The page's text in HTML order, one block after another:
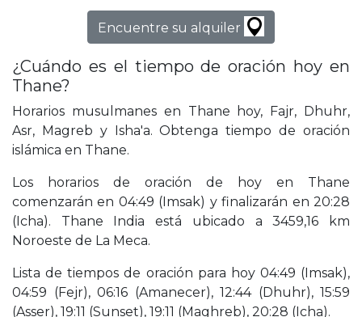
Encuentre su alquiler
¿Cuándo es el tiempo de oración hoy en
Thane?
Horarios musulmanes en Thane hoy, Fajr, Dhuhr,
Asr, Magreb y Isha'a. Obtenga tiempo de oración
islámica en Thane.
Los horarios de oración de hoy en Thane
comenzarán en 04:49 (Imsak) y finalizarán en 20:28
(Icha). Thane India está ubicado a 3459,16 km
Noroeste de La Meca.
Lista de tiempos de oración para hoy 04:49 (Imsak),
04:59 (Fejr), 06:16 (Amanecer), 12:44 (Dhuhr), 15:59
(Asser), 19:11 (Sunset), 19:11 (Maghreb), 20:28 (Icha).